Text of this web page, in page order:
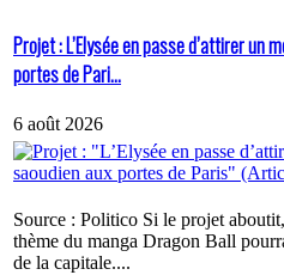
Projet : L’Elysée en passe d’attirer un
portes de Pari...
6 août 2026
Source : Politico Si le projet
thème du manga Dragon Ball
de la capitale....